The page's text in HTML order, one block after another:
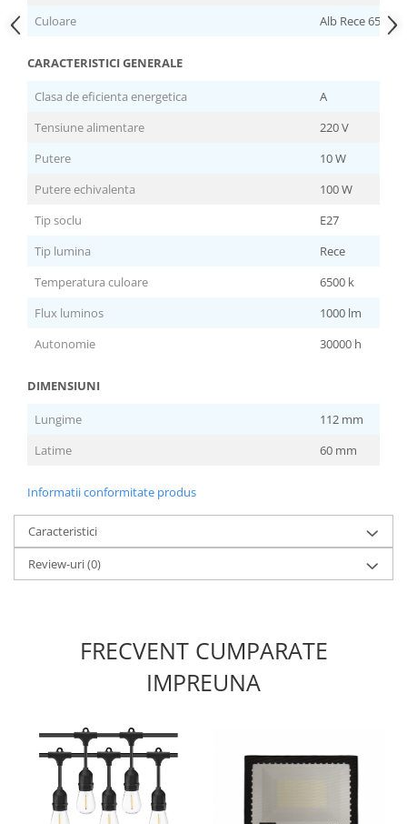
Butuc yala,Broaste usa,Lacat
Scule / utile / sonerii/ rulete
Pistoale de lipit si accesorii
Scule si unelte de
taiat,accesorii pentru gaurit si
Sonerii
Ventilator
Lanterne
Conetica si conexiuni
Masina de facut gheata
Produse grele si voluminoase
Promotii
Culoare
Alb Rece 6500 K
CARACTERISTICI GENERALE
Clasa de eficienta energetica
A
Tensiune alimentare
220 V
Putere
10 W
Putere echivalenta
100 W
Tip soclu
E27
Tip lumina
Rece
Temperatura culoare
6500 k
Flux luminos
1000 lm
Autonomie
30000 h
DIMENSIUNI
Lungime
112 mm
Latime
60 mm
Informatii conformitate produs
Caracteristici
Review-uri(0)
FRECVENT CUMPARATE
IMPREUNA